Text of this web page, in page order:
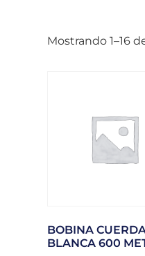
Mostrando 1–16
BOBINA
BLANCA 600